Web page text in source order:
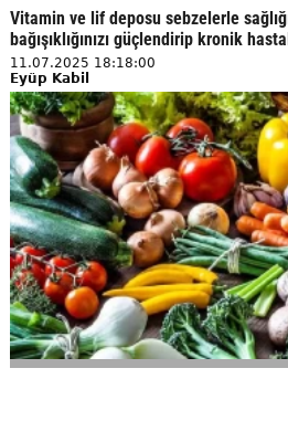
Vitamin ve lif deposu sebzelerle
bağışıklığınızı güçlendirip kronik
11.07.2025 18:18:00
Eyüp Kabil